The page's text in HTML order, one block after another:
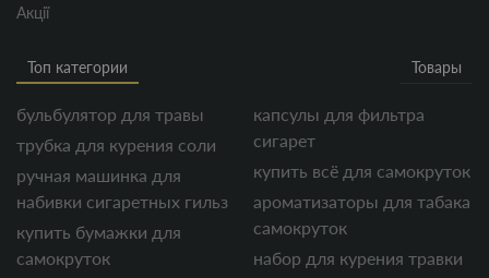
Акції
Топ категории Товары
бульбулятор для травы
трубка для курения соли
ручная машинка для
набивки сигаретных гильз
купить бумажки для
самокруток
капсулы для фильтра
сигарет
купить всё для самокруток
ароматизаторы для табака
самокруток
набор для курения травки